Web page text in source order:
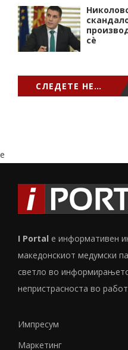
сѐ
СЛЕДЕТЕ НЕ…
e
I Portal е информативен
македонскиот медумски
светло во
непристрасноста во
Импресум
Маркетинг